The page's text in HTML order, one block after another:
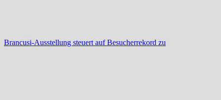
Brancusi-Ausstellung steuert auf Besucherrekord zu